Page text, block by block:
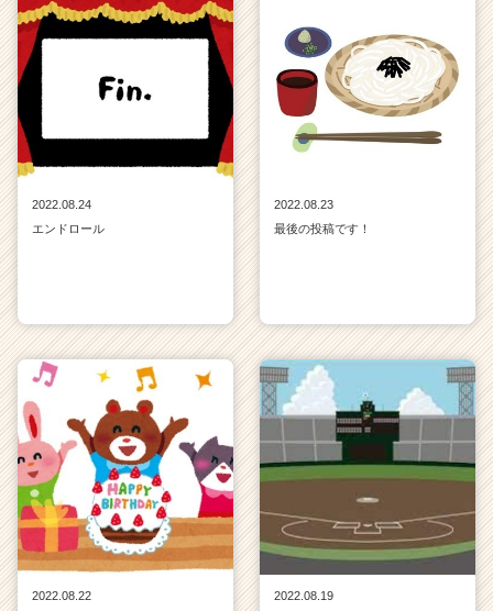
2022.08.24
エンドロール
2022.08.23
最後の投稿です！
2022.08.22
2022.08.19